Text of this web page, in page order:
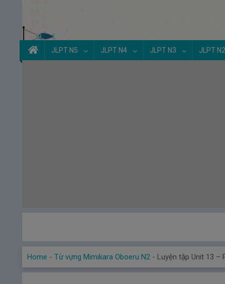
JLPT N5 JLPT N4 JLPT N3 JLPT N2
Home - Từ vựng Mimikara Oboeru N2 - Luyện tập Unit 13 –